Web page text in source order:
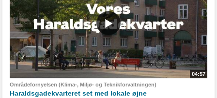
04:57
Områdefornyelsen (Klima-, Miljø- og Teknikforvaltningen)
Haraldsgadekvarteret set med lokale øjne